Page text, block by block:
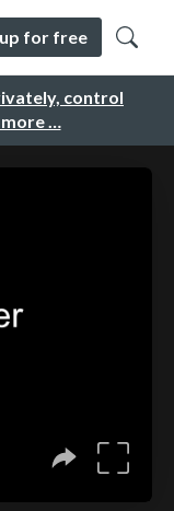
control
…
for free